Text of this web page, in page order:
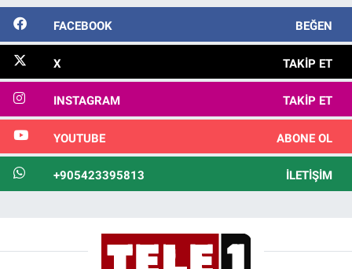
FACEBOOK BEĞEN
X TAKIP ET
INSTAGRAM TAKIP ET
YOUTUBE ABONE OL
+905423395813 İLETIŞIM